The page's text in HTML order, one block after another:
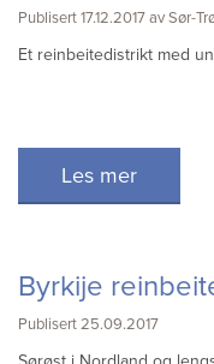
Publisert 17.12.2017 av Sør-
Et reinbeitedistrikt med
Les mer
Byrkije
Publisert 25.09.2017